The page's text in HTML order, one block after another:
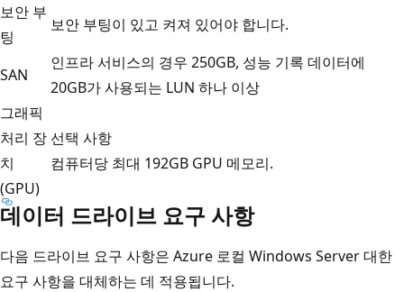
보안 부
팅
보안 부팅이 있고 켜져 있어야 합니다.
SAN
인프라 서비스의 경우 250GB, 성능 기록 데이터에
20GB가 사용되는 LUN 하나 이상
그래픽
처리 장
치
(GPU)
선택 사항
컴퓨터당 최대 192GB GPU 메모리.
데이터 드라이브 요구 사항
다음 드라이브 요구 사항은 Azure 로컬 Windows Server 대한
요구 사항을 대체하는 데 적용됩니다.